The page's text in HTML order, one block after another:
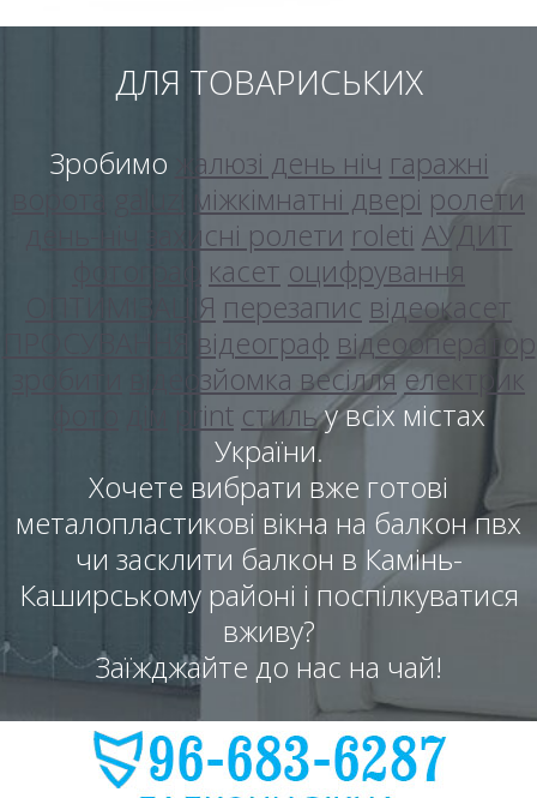
ДЛЯ ТОВАРИСЬКИХ
Зробимо жалюзі день ніч гаражні
міжкімнатні двері ролети
захисні ролети roleti АУДИТ
фотограф касет оцифрування
ОПТИМІЗАЦІЯ перезапис відеокасет
відеограф відеооператор
відеозйомка весілляелектрик
дім print стильу всіх містах
України.
Хочете вибрати вже готові
металопластикові вікна на балкон пвх
чи засклити балкон в Камінь-
Каширському районі і поспілкуватися
вживу?
Заїжджайте до нас на чай!